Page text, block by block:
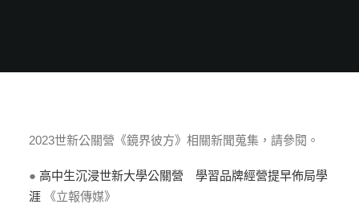
2023世新公關營《鏡界彼方》相關新聞蒐集，請參閱。
● 高中生沉浸世新大學公關營 學習品牌經營提早佈局學
涯 《立報傳媒》